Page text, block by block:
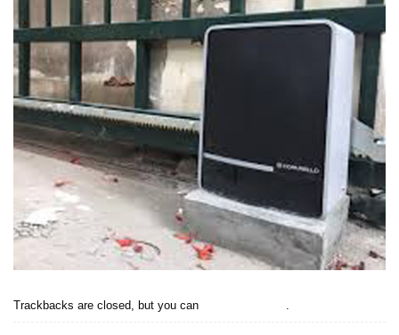
Trackbacks are closed, but you can